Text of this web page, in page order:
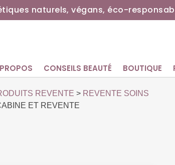
naturels, végans, éco-
CONSEILS BEAUTÉ BOUTIQUE
REVENTE > REVENTE SOINS
ET REVENTE